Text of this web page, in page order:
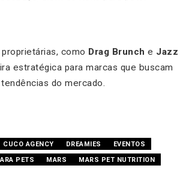
como Drag Brunch e Jazz
estratégica para marcas que buscam
do mercado.
CUCO AGENCY DREAMIES
EVENTOS
PETS MARS
MARS PET NUTRITION